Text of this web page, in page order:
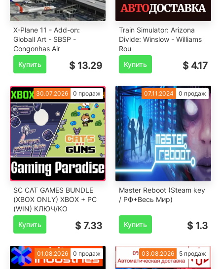
X-Plane 11 - Add-on:
Globall Art - SBSP -
Congonhas Air
Купить
$ 13.29
Train Simulator: Arizona
Divide: Winslow - Williams
Rou
Купить
$ 4.17
30.07.2026 0 продаж
SC CAT GAMES BUNDLE
(XBOX ONLY) XBOX + PC
(WIN) КЛЮЧ/КО
Купить
$ 7.33
07.11.2024 0 продаж
Master Reboot (Steam key
/ РФ+Весь Мир)
Купить $ 1.3
01.08.2026 0 продаж 03.08.2026 5 продаж